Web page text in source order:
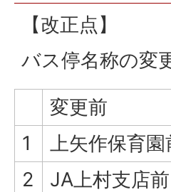
【改正点】
バス停名称の変
変更前
1
上矢作保育園
2
JA上村支店前